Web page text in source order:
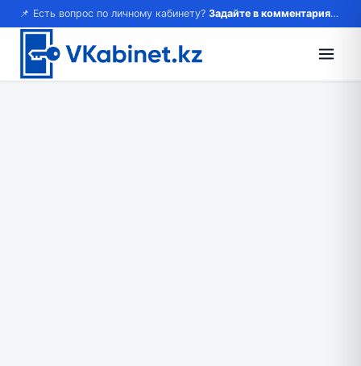
📌 Есть вопрос по личному кабинету? Задайте в комментариях — ответим!